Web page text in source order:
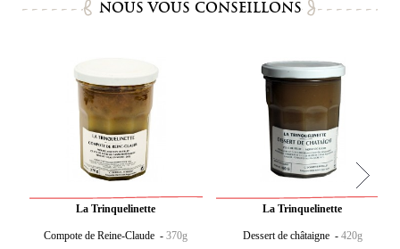
NOUS VOUS CONSEILLONS
La Trinquelinette
Compote de Reine-Claude - 370g
La Trinquelinette
Dessert de châtaigne - 420g